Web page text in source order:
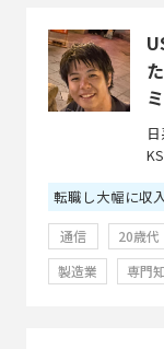
転職し大幅に収
通信 20歳代
製造業
専門